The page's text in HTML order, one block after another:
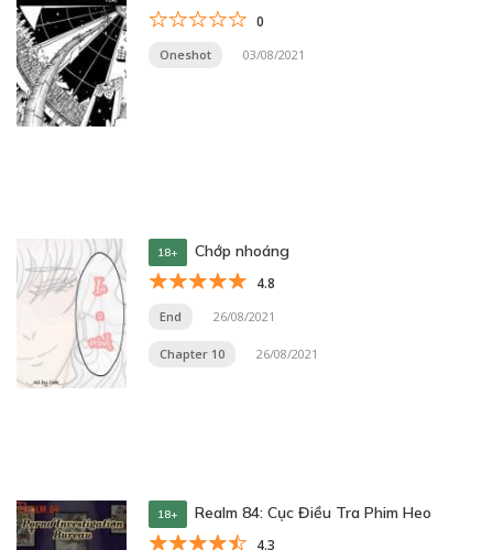
0
Oneshot 03/08/2021
18+ Chớp nhoáng
4.8
End 26/08/2021
Chapter 10 26/08/2021
18+ Realm 84: Cục Điều Tra Phim Heo
4.3